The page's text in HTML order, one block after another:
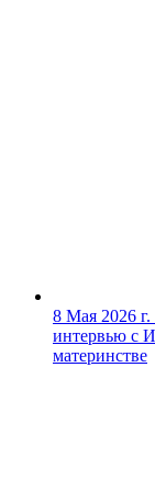
8 Мая 2026 г.
интервью с
материнстве